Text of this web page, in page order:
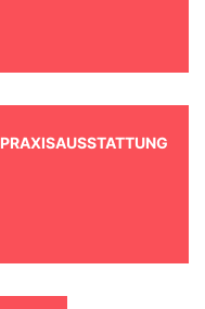
PRAXISAUSSTATTUNG